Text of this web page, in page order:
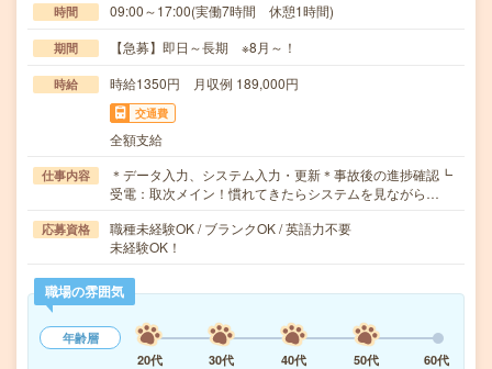
時間 09:00～17:00(実働7時間 休憩1時間)
期間 【急募】即日～長期 ※8月～！
時給 時給1350円 月収例 189,000円
交通費
全額支給
仕事内容
＊データ入力、システム入力・更新＊事故後の進捗確認┗
受電：取次メイン！慣れてきたらシステムを見ながら…
応募資格
職種未経験OK / ブランクOK / 英語力不要
未経験OK！
職場の雰囲気
年齢層
20代
30代 40代 50代
60代